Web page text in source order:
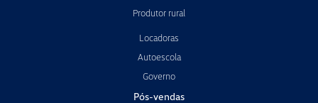
Produtor rural
Locadoras
Autoescola
Governo
Pós-vendas